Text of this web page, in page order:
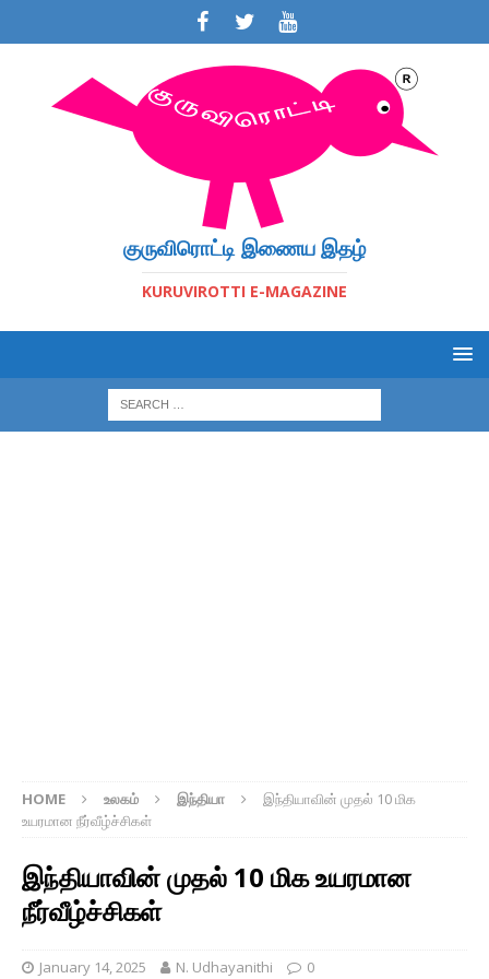
குருவிரொட்டி இணைய இதழ்
KURUVIROTTI E-MAGAZINE
HOME உலகம் இந்தியா
இந்தியாவின் முதல் 10 மிக
உயரமான நீர்வீழ்ச்சிகள்
இந்தியாவின் முதல் 10 மிக உயரமான
நீர்வீழ்ச்சிகள்
January 14, 2025 N. Udhayanithi 0